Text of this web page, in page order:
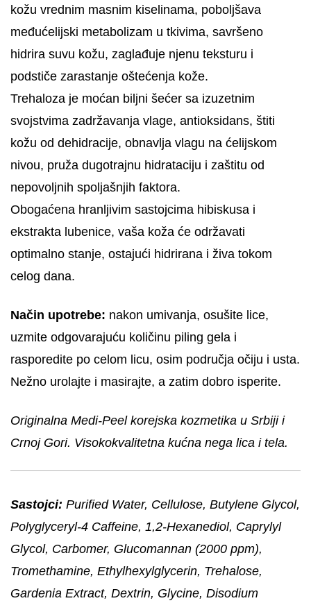
kožu vrednim masnim kiselinama, poboljšava
međućelijski metabolizam u tkivima, savršeno
hidrira suvu kožu, zaglađuje njenu teksturu i
podstiče zarastanje oštećenja kože.
Trehaloza je moćan biljni šećer sa izuzetnim
svojstvima zadržavanja vlage, antioksidans, štiti
kožu od dehidracije, obnavlja vlagu na ćelijskom
nivou, pruža dugotrajnu hidrataciju i zaštitu od
nepovoljnih spoljašnjih faktora.
Obogaćena hranljivim sastojcima hibiskusa i
ekstrakta lubenice, vaša koža će održavati
optimalno stanje, ostajući hidrirana i živa tokom
celog dana.
Način upotrebe: nakon umivanja, osušite lice,
uzmite odgovarajuću količinu piling gela i
rasporedite po celom licu, osim područja očiju i usta.
Nežno urolajte i masirajte, a zatim dobro isperite.
Originalna Medi-Peel korejska kozmetika u Srbiji i
Crnoj Gori. Visokokvalitetna kućna nega lica i tela.
Sastojci: Purified Water, Cellulose, Butylene Glycol,
Polyglyceryl-4 Caffeine, 1,2-Hexanediol, Caprylyl
Glycol, Carbomer, Glucomannan (2000 ppm),
Tromethamine, Ethylhexylglycerin, Trehalose,
Gardenia Extract, Dextrin, Glycine, Disodium